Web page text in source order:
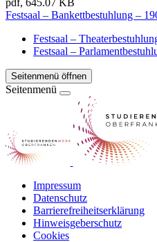
Festsaal – Bankettbestuhlung –
Festsaal –
Festsaal –
Seitenmenü öffnen
Seitenmenü
Impressum
Datenschutz
Barrierefreiheitserklärung
Hinweisgeberschutz
Cookies